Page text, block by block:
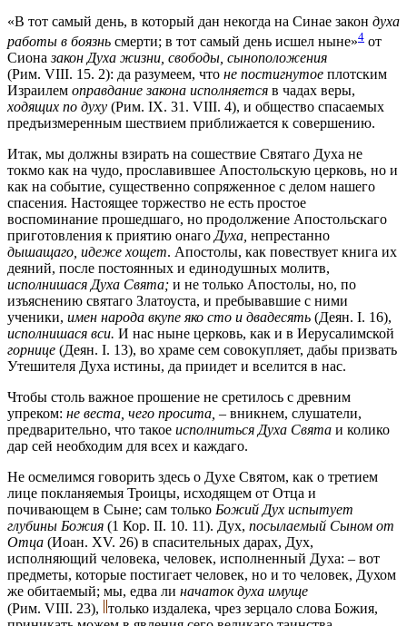
«В тот самый день, в который дан некогда на Синае закон духа
работы в боязнь смерти; в тот самый день исшел ныне»4 от
Сионазакон Духа жизни, свободы, сыноположения
(Рим. VIII. 15. 2): да разумеем, что не постигнутое плотским
Израилем оправдание закона исполняется в чадах веры,
ходящих по духу (Рим. IX. 31. VIII. 4), и общество спасаемых
предъизмеренным шествием приближается к совершению.
Итак, мы должны взирать на сошествие Святаго Духа не
токмо как на чудо, прославившее Апостольскую церковь, но и
как на событие, существенно сопряженное с делом нашего
спасения. Настоящее торжество не есть простое
воспоминание прошедшаго, но продолжение Апостольскаго
приготовления к приятию онагоДуха, непрестанно
дышащаго, идеже хощет. Апостолы, как повествует книга их
деяний, после постоянных и единодушных молитв,
исполнишася Духа Свята; и не только Апостолы, но, по
изъяснению святаго Златоуста, и пребывавшие с ними
ученики, имен народа вкупе яко сто и двадесять (Деян. I. 16),
исполнишася вси. И нас ныне церковь, как и в Иерусалимской
горнице (Деян. I. 13), во храме сем совокупляет, дабы призвать
Утешителя Духа истины, да приидет и вселится в нас.
Чтобы столь важное прошение не сретилось с древним
упреком: не веста, чего просита, – вникнем, слушатели,
предварительно, что такое исполниться Духа Свята и колико
дар сей необходим для всех и каждаго.
Не осмелимся говорить здесь о Духе Святом, как о третием
лице покланяемыя Троицы, исходящем от Отца и
почивающем в Сыне; сам только Божий Дух испытует
глубины Божия (1 Кор. II. 10. 11). Дух, посылаемый Сыном от
Отца (Иоан. XV. 26) в спасительных дарах, Дух,
исполняющий человека, человек, исполненный Духа: – вот
предметы, которые постигает человек, но и то человек, Духом
же обитаемый; мы, едва ли начаток духа имуще
(Рим. VIII. 23),
только издалека, чрез зерцало слова Божия,